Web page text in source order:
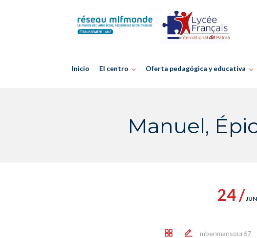
Inicio El centro Oferta pedagógica y educativa
Manuel,
24 /
mbenmansour67